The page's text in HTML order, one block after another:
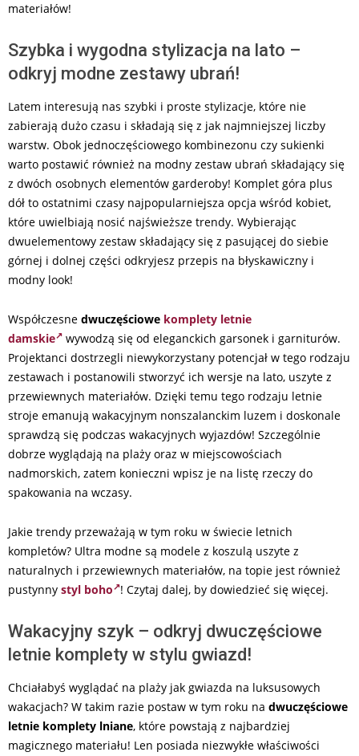
materiałów!
Szybka i wygodna stylizacja na lato –
odkryj modne zestawy ubrań!
Latem interesują nas szybki i proste stylizacje, które nie
zabierają dużo czasu i składają się z jak najmniejszej liczby
warstw. Obok jednoczęściowego kombinezonu czy sukienki
warto postawić również na modny zestaw ubrań składający się
z dwóch osobnych elementów garderoby! Komplet góra plus
dół to ostatnimi czasy najpopularniejsza opcja wśród kobiet,
które uwielbiają nosić najświeższe trendy. Wybierając
dwuelementowy zestaw składający się z pasującej do siebie
górnej i dolnej części odkryjesz przepis na błyskawiczny i
modny look!
Współczesne dwuczęściowe komplety letnie
damskie
wywodzą się od eleganckich garsonek i garniturów.
Projektanci dostrzegli niewykorzystany potencjał w tego rodzaju
zestawach i postanowili stworzyć ich wersje na lato, uszyte z
przewiewnych materiałów. Dzięki temu tego rodzaju letnie
stroje emanują wakacyjnym nonszalanckim luzem i doskonale
sprawdzą się podczas wakacyjnych wyjazdów! Szczególnie
dobrze wyglądają na plaży oraz w miejscowościach
nadmorskich, zatem konieczni wpisz je na listę rzeczy do
spakowania na wczasy.
Jakie trendy przeważają w tym roku w świecie letnich
kompletów? Ultra modne są modele z koszulą uszyte z
naturalnych i przewiewnych materiałów, na topie jest również
pustynny styl boho ! Czytaj dalej, by dowiedzieć się więcej.
Wakacyjny szyk – odkryj dwuczęściowe
letnie komplety w stylu gwiazd!
Chciałabyś wyglądać na plaży jak gwiazda na luksusowych
wakacjach? W takim razie postaw w tym roku na dwuczęściowe
letnie komplety lniane, które powstają z najbardziej
magicznego materiału! Len posiada niezwykłe właściwości